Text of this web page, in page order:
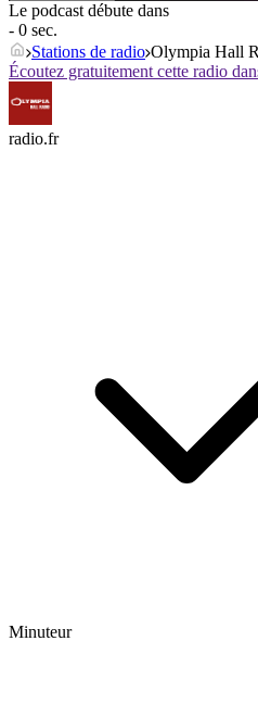
Le podcast débute dans
- 0 sec.
Stations de radio Olympia Hall
Écoutez gratuitement cette radio
radio.fr
Minuteur